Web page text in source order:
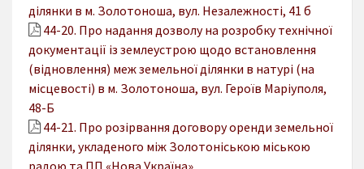
ділянки в м. Золотоноша, вул. Незалежності, 41 б
44-20. Про надання дозволу на розробку технічної
документації із землеустрою щодо встановлення
(відновлення) меж земельної ділянки в натурі (на
місцевості) в м. Золотоноша, вул. Героїв Маріуполя,
48-Б
44-21. Про розірвання договору оренди земельної
ділянки, укладеного між Золотоніською міською
радою та ПП «Нова Україна»